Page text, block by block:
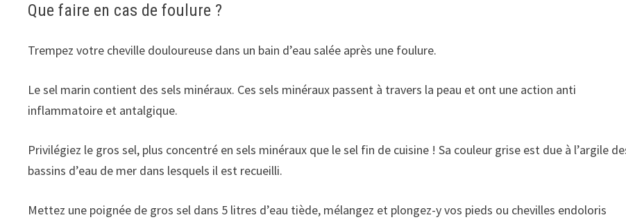
Que faire en cas de foulure ?
Trempez votre cheville douloureuse dans un bain d’eau salée après une foulure.
Le sel marin contient des sels minéraux. Ces sels minéraux passent à travers la peau et ont une action anti
inflammatoire et antalgique.
Privilégiez le gros sel, plus concentré en sels minéraux que le sel fin de cuisine ! Sa couleur grise est due à l’argile
bassins d’eau de mer dans lesquels il est recueilli.
Mettez une poignée de gros sel dans 5 litres d’eau tiède, mélangez et plongez-y vos pieds ou chevilles endoloris